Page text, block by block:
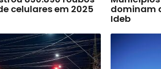
celulares em 2025
dominam
Ideb